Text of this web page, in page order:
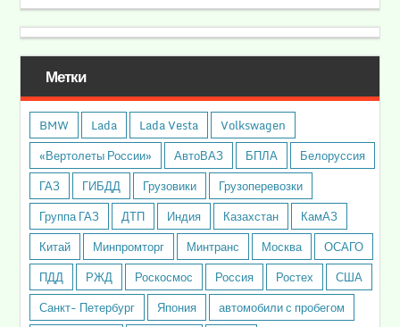
Метки
BMW Lada Lada Vesta
Volkswagen
«Вертолеты России»
АвтоВАЗ БПЛА
Белоруссия
ГАЗ
ГИБДД Грузовики
Грузоперевозки
Группа ГАЗ
ДТП Индия Казахстан
КамАЗ
Китай
Минпромторг Минтранс Москва
ОСАГО
ПДД
РЖД Роскосмос Россия Ростех
США
Санкт- Петербург
Япония
автомобили с пробегом